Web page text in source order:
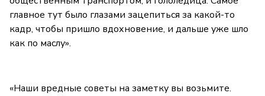
главное тут было глазами зацепиться за какой-то
кадр, чтобы пришло вдохновение, и дальше уже шло
как по маслу».
«Наши вредные советы на заметку вы возьмите.